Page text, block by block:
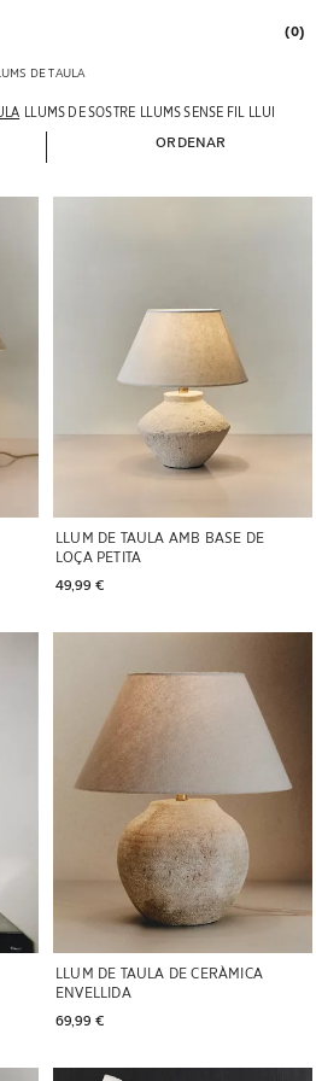
(0)
DE TAULA
LLUMS DE SOSTRE LLUMS SENSE FIL LLUMS DE
ORDENAR
LLUM DE TAULA AMB BASE DE
LOÇA PETITA
49,99 €
Imatge canviada a 1 de 6
LLUM DE TAULA DE CERÀMICA
ENVELLIDA
69,99 €
Imatge canviada a 1 de 6
Imatge canviada a 1 de 6